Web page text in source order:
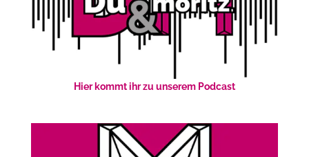
Hier kommt ihr zu unserem Podcast